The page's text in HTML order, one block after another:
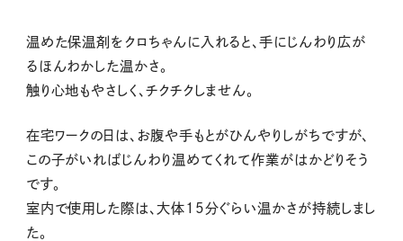
温めた保温剤をクロちゃんに入れると、手にじんわり広が
るほんわかした温かさ。
触り心地もやさしく、チクチクしません。
在宅ワークの日は、お腹や手もとがひんやりしがちですが、
この子がいればじんわり温めてくれて作業がはかどりそう
です。
室内で使用した際は、大体15分ぐらい温かさが持続しまし
た。